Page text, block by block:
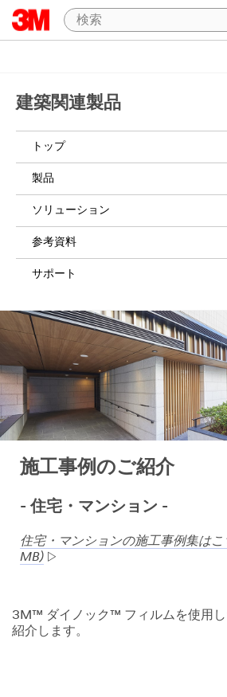
建築関連製品
トップ
製品
ソリューション
参考資料
サポート
施工事例のご紹介
- 住宅・マンション -
住宅・マンションの施工事例集は
MB)
3M™ ダイノック™ フィルムを使用
紹介します。